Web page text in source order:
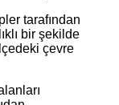
tarafından
bir şekilde
çevre